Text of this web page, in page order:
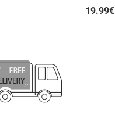
19.99€